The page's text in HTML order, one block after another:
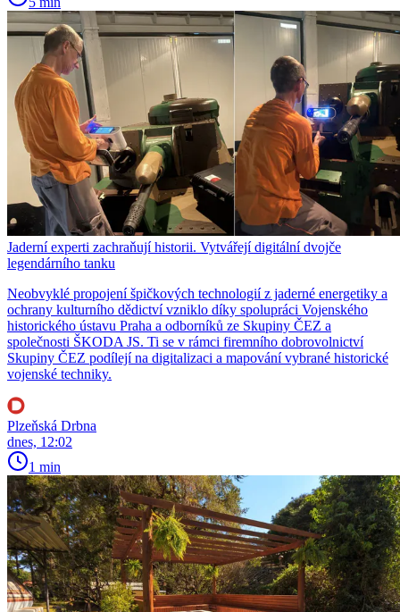
Jaderní experti zachraňují historii. Vytvářejí digitální dvojče
legendárního tanku
Neobvyklé propojení špičkových technologií z jaderné energetiky a
ochrany kulturního dědictví vzniklo díky spolupráci Vojenského
historického ústavu Praha a odborníků ze Skupiny ČEZ a
společnosti ŠKODA JS. Ti se v rámci firemního dobrovolnictví
Skupiny ČEZ podílejí na digitalizaci a mapování vybrané historické
vojenské techniky.
Plzeňská Drbna
dnes, 12:02
1 min